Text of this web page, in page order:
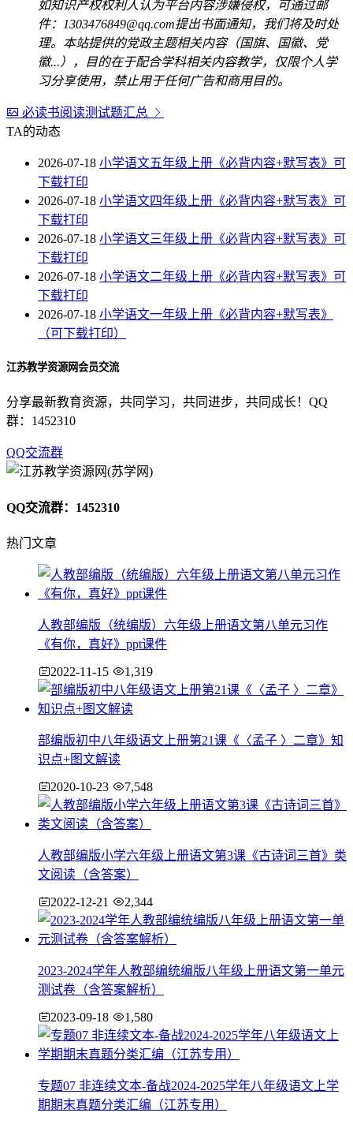
如知识产权权利人认为平台内容涉嫌侵权，可通过邮
件：1303476849@qq.com提出书面通知，我们将及时处
理。本站提供的党政主题相关内容（国旗、国徽、党
徽...），目的在于配合学科相关内容教学，仅限个人学
习分享使用，禁止用于任何广告和商用目的。
必读书阅读测试题汇总
TA的动态
2026-07-18 小学语文五年级上册《必背内容+默写表》可
下载打印
2026-07-18 小学语文四年级上册《必背内容+默写表》可
下载打印
2026-07-18 小学语文三年级上册《必背内容+默写表》可
下载打印
2026-07-18 小学语文二年级上册《必背内容+默写表》可
下载打印
2026-07-18 小学语文一年级上册《必背内容+默写表》
（可下载打印）
江苏教学资源网会员交流
分享最新教育资源，共同学习，共同进步，共同成长！QQ
群：1452310
QQ交流群
QQ交流群：1452310
热门文章
人教部编版（统编版）六年级上册语文第八单元习作
《有你，真好》ppt课件
2022-11-15 1,319
部编版初中八年级语文上册第21课《〈孟子 〉二章》知
识点+图文解读
2020-10-23 7,548
人教部编版小学六年级上册语文第3课《古诗词三首》类
文阅读（含答案）
2022-12-21 2,344
2023-2024学年人教部编统编版八年级上册语文第一单元
测试卷（含答案解析）
2023-09-18 1,580
专题07 非连续文本-备战2024-2025学年八年级语文上学
期期末真题分类汇编（江苏专用）